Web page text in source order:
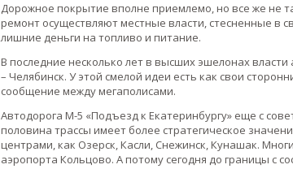
Дорожное покрытие вполне приемлемо, но все же не
ремонт осуществляют местные власти, стесненные в
лишние деньги на топливо и питание.
В последние несколько лет в высших эшелонах
– Челябинск. У этой смелой идеи есть как свои
сообщение между мегаполисами.
Автодорога М-5 «Подъезд к Екатеринбургу» еще с
половина трассы имеет более стратегическое
центрами, как Озерск, Касли, Снежинск, Кунашак.
аэропорта Кольцово. А потому сегодня до границы с